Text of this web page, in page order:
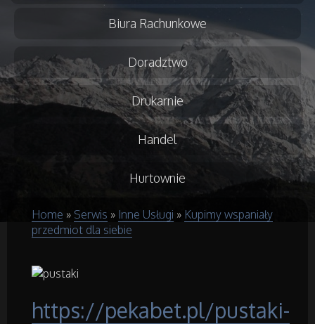
Biura Rachunkowe
Doradztwo
Drukarnie
Handel
Hurtownie
Kredyty, Leasing
Home » Serwis » Inne Usługi » Kupimy wspaniały
przedmiot dla siebie
https://pekabet.pl/pustaki-